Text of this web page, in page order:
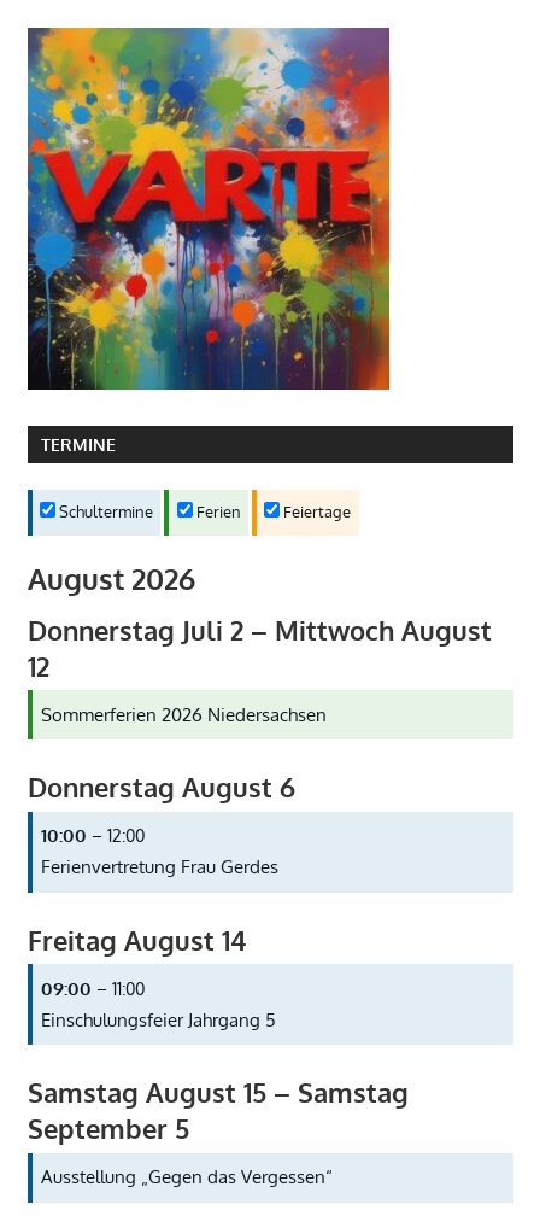
TERMINE
Schultermine Ferien Feiertage
August 2026
Donnerstag Juli 2– Mittwoch August
12
Sommerferien 2026 Niedersachsen
Donnerstag August 6
10:00 – 12:00
Ferienvertretung Frau Gerdes
Freitag August 14
09:00 – 11:00
Einschulungsfeier Jahrgang 5
Samstag August 15– Samstag
September 5
Ausstellung „Gegen das Vergessen“